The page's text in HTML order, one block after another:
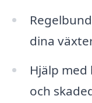
dina
Hjälp
och